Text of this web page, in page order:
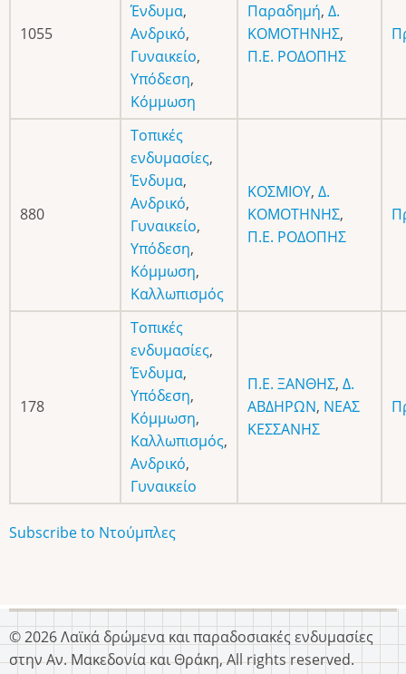
1055
Ένδυμα,
Ανδρικό,
Γυναικείο,
Υπόδεση,
Κόμμωση
Παραδημή, Δ.
ΚΟΜΟΤΗΝΗΣ,
Π.Ε. ΡΟΔΟΠΗΣ
880
Τοπικές
ενδυμασίες,
Ένδυμα,
Ανδρικό,
Γυναικείο,
Υπόδεση,
Κόμμωση,
Καλλωπισμός
ΚΟΣΜΙΟΥ, Δ.
ΚΟΜΟΤΗΝΗΣ,
Π.Ε. ΡΟΔΟΠΗΣ
178
Τοπικές
ενδυμασίες,
Ένδυμα,
Υπόδεση,
Κόμμωση,
Καλλωπισμός,
Ανδρικό,
Γυναικείο
Π.Ε. ΞΑΝΘΗΣ, Δ.
ΑΒΔΗΡΩΝ, ΝΕΑΣ
ΚΕΣΣΑΝΗΣ
Subscribe to Ντούμπλες
© 2026 Λαϊκά δρώμενα και παραδοσιακές ενδυμασίες
στην Αν. Μακεδονία και Θράκη, All rights reserved.